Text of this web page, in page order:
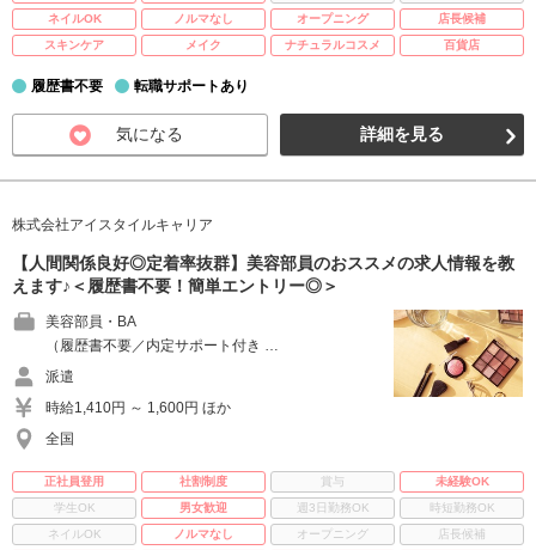
ネイルOK
ノルマなし オープニング
店長候補
スキンケア
メイク ナチュラルコスメ 百貨店
履歴書不要 転職サポートあり
気になる 詳細を見る
株式会社アイスタイルキャリア
【人間関係良好◎定着率抜群】美容部員のおススメの求人情報を教
えます♪＜履歴書不要！簡単エントリー◎＞
美容部員・BA
（履歴書不要／内定サポート付き …
派遣
時給1,410円 ～ 1,600円 ほか
全国
正社員登用 社割制度 賞与
未経験OK
学生OK
男女歓迎 週3日勤務OK
時短勤務OK
ネイルOK
ノルマなし オープニング
店長候補